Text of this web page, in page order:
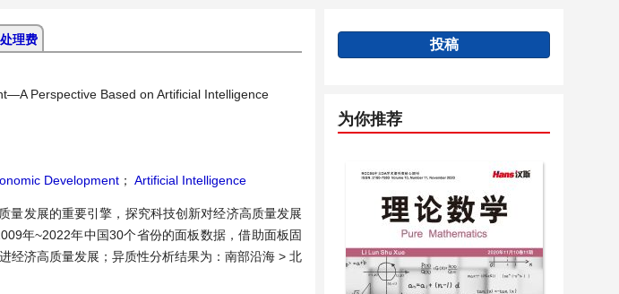
理费
Perspective Based on Artificial Intelligence
Development ； Artificial Intelligence
量发展的重要引擎，探究科技创新对经济高质量发展
年~2022年中国30个省份的面板数据，借助面板固
经济高质量发展；异质性分析结果为：南部沿海 > 北
投稿
为你推荐